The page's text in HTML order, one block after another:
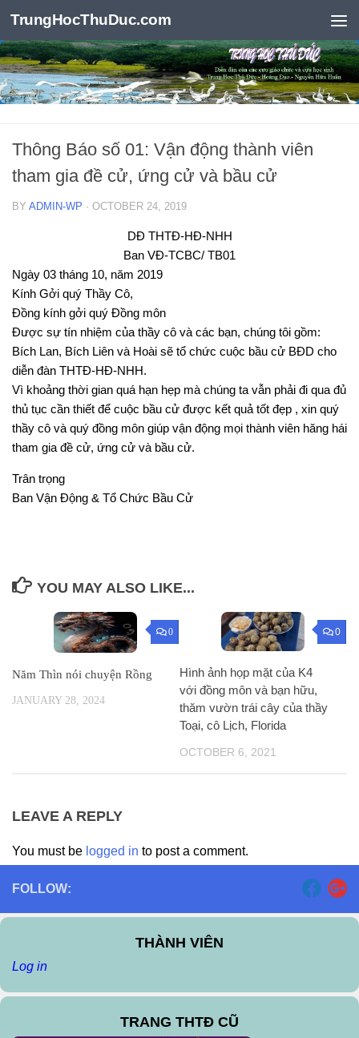
Skip to content
TrungHocThuDuc.com
Thông Báo số 01: Vận động thành viên
tham gia đề cử, ứng cử và bầu cử
BY ADMIN-WP · OCTOBER 24, 2019
DĐ THTĐ-HĐ-NHH
Ban VĐ-TCBC/ TB01
Ngày 03 tháng 10, năm 2019
Kính Gởi quý Thầy Cô,
Đồng kính gởi quý Đồng môn
Được sự tín nhiệm của thầy cô và các bạn, chúng tôi gồm:
Bích Lan, Bích Liên và Hoài sẽ tổ chức cuộc bầu cử BĐD cho
diễn đàn THTĐ-HĐ-NHH.
Vì khoảng thời gian quá hạn hẹp mà chúng ta vẫn phải đi qua đủ
thủ tục cần thiết để cuộc bầu cử được kết quả tốt đẹp , xin quý
thầy cô và quý đồng môn giúp vận động mọi thành viên hăng hái
tham gia đề cử, ứng cử và bầu cử.
Trân trọng
Ban Vận Động & Tổ Chức Bầu Cử
YOU MAY ALSO LIKE...
0
Năm Thìn nói chuyện Rồng
JANUARY 28, 2024
0
Hình ảnh họp mặt của K4
với đồng môn và bạn hữu,
thăm vườn trái cây của thầy
Toại, cô Lịch, Florida
OCTOBER 6, 2021
LEAVE A REPLY
You must be logged in to post a comment.
FOLLOW:
THÀNH VIÊN
Log in
TRANG THTĐ CŨ